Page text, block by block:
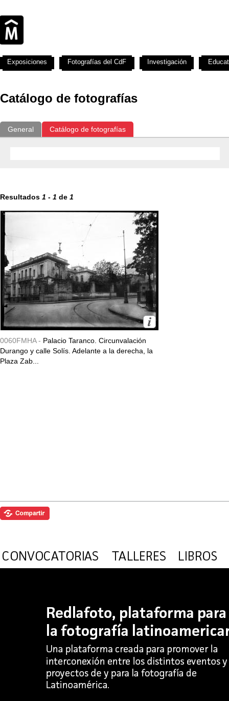
Catálogo de fotografías
General Catálogo de fotografías
Resultados 1 - 1 de 1
0060FMHA - Palacio Taranco. Circunvalación
Durango y calle Solís. Adelante a la derecha, la
Plaza Zab...
Exposiciones Fotografías del CdF Investigación